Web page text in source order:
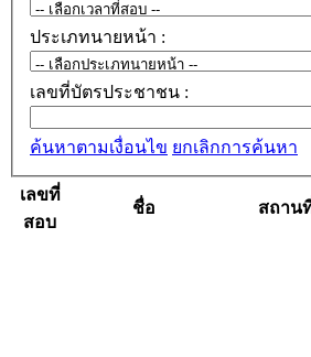
ประเภทนายหน้า :
เลขที่บัตรประชาชน :
ค้นหาตามเงื่อนไข ยกเลิกการค้นหา
เลขที่
สอบ
ชื่อ สถาน